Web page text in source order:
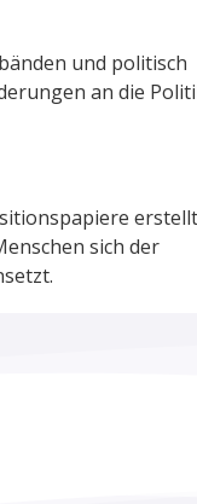
und politisch
an die
sich der